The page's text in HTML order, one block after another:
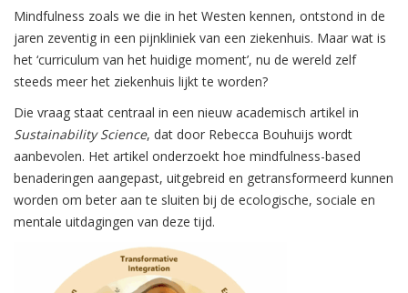
Mindfulness zoals we die in het Westen kennen, ontstond in de
jaren zeventig in een pijnkliniek van een ziekenhuis. Maar wat is
het ‘curriculum van het huidige moment’, nu de wereld zelf
steeds meer het ziekenhuis lijkt te worden?
Die vraag staat centraal in een nieuw academisch artikel in
Sustainability Science, dat door Rebecca Bouhuijs wordt
aanbevolen. Het artikel onderzoekt hoe mindfulness-based
benaderingen aangepast, uitgebreid en getransformeerd kunnen
worden om beter aan te sluiten bij de ecologische, sociale en
mentale uitdagingen van deze tijd.